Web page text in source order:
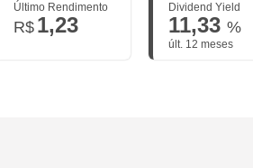
Último Rendimento
R$ 1,23
Dividend Yield
11,33 %
últ. 12 meses